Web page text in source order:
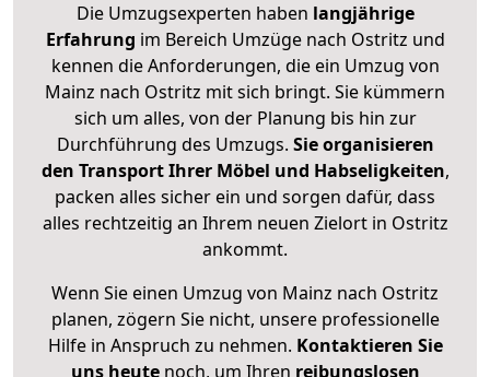
Die Umzugsexperten haben langjährige
Erfahrung im Bereich Umzüge nach Ostritz und
kennen die Anforderungen, die ein Umzug von
Mainz nach Ostritz mit sich bringt. Sie kümmern
sich um alles, von der Planung bis hin zur
Durchführung des Umzugs. Sie organisieren
den Transport Ihrer Möbel und Habseligkeiten,
packen alles sicher ein und sorgen dafür, dass
alles rechtzeitig an Ihrem neuen Zielort in Ostritz
ankommt.
Wenn Sie einen Umzug von Mainz nach Ostritz
planen, zögern Sie nicht, unsere professionelle
Hilfe in Anspruch zu nehmen. Kontaktieren Sie
uns heutenoch, um Ihren reibungslosen